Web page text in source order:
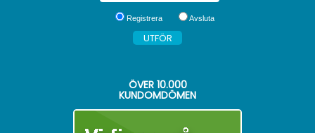
Registrera Avsluta
ÖVER 10.000
KUNDOMDÖMEN